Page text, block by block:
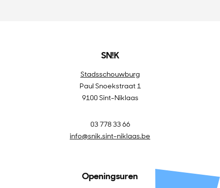
SN!K
Stadsschouwburg
Paul Snoekstraat 1
9100 Sint-Niklaas
03 778 33 66
info@snik.sint-niklaas.be
Openingsuren